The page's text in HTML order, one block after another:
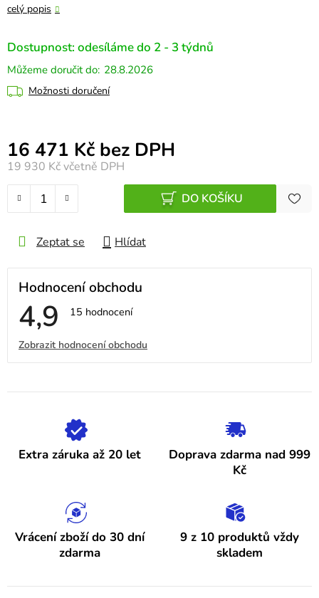
celý popis
Dostupnost: odesíláme do 2 - 3 týdnů
28.8.2026
Možnosti doručení
19 930 Kčvčetně DPH
16 471 Kč bez DPH
Měrná cena:
DO KOŠÍKU
Zeptat se Hlídat
Hodnocení obchodu
4,9 Průměrné
je
hvězdiček.
15 hodnocení
V
ý
p
h
o
e
Zobrazit hodnocení obchodu
Extra záruka až 20 let
Doprava zdarma nad 999
Kč
Vrácení zboží do 30 dní
zdarma
9 z 10 produktů vždy
skladem